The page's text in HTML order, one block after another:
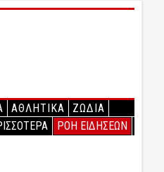
ΑΘΛΗΤΙΚΑ
ΖΩΔΙΑ
ΡΟΗ ΕΙΔΗΣΕΩΝ